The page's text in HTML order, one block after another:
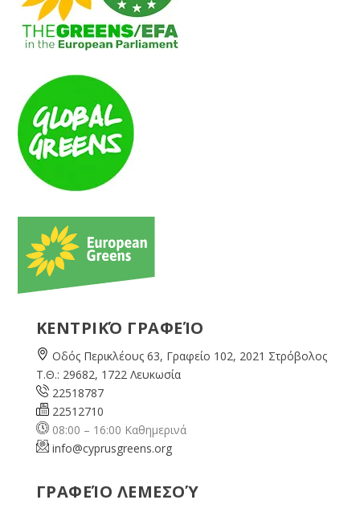
ΚΕΝΤΡΙΚΌ ΓΡΑΦΕΊΟ
Οδός Περικλέους 63, Γραφείο 102, 2021 Στρόβολος
Τ.Θ.: 29682, 1722 Λευκωσία
22518787
22512710
08:00 – 16:00 Καθημερινά
info@cyprusgreens.org
ΓΡΑΦΕΊΟ ΛΕΜΕΣΟΎ